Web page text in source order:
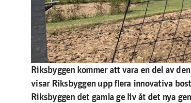
Riksbyggen kommer att vara en del av
visar Riksbyggen upp flera innovativa
Riksbyggen det gamla ge liv åt det nya